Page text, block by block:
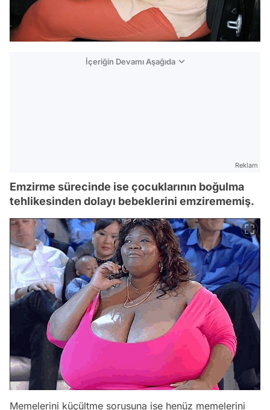
İçeriğin Devamı Aşağıda
Reklam
Emzirme sürecinde ise çocuklarının boğulma
tehlikesinden dolayı bebeklerini emzirememiş.
Memelerini küçültme sorusuna ise henüz memelerini